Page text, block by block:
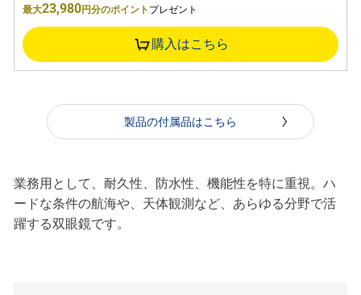
最大23,980円分のポイント プレゼント
購入はこちら
製品の付属品はこちら
業務用として、耐久性、防水性、機能性を特に重視。ハ
ードな条件の航海や、天体観測など、あらゆる分野で活
躍する双眼鏡です。